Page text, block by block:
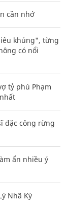
cần nhớ
khủng", từng
có nổi
tỷ phú Phạm
đặc công rừng
ẩn nhiều ý
Nhã Kỳ